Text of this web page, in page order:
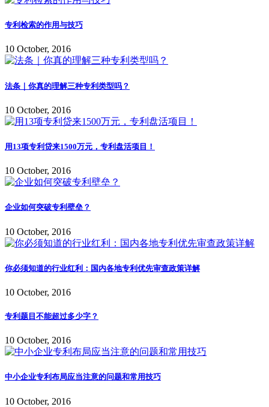
专利检索的作用与技巧
10 October, 2016
法条｜你真的理解三种专利类型吗？
10 October, 2016
用13项专利贷来1500万元，专利盘活项目！
10 October, 2016
企业如何突破专利壁垒？
10 October, 2016
你必须知道的行业红利：国内各地专利优先审查政策详解
10 October, 2016
专利题目不能超过多少字？
10 October, 2016
中小企业专利布局应当注意的问题和常用技巧
10 October, 2016